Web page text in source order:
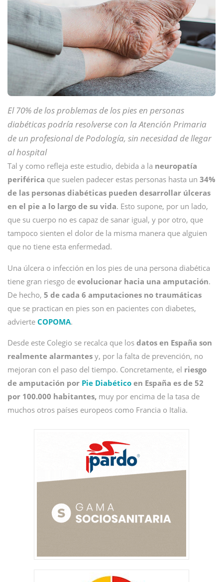
El 70% de los problemas de los pies en personas
diabéticas podría resolverse con la Atención Primaria
de un profesional de Podología, sin necesidad de llegar
al hospital
Tal y como refleja este estudio, debida a la neuropatía
periférica que suelen padecer estas personas hasta un 34%
de las personas diabéticas pueden desarrollar úlceras
en el pie a lo largo de su vida. Esto supone, por un lado,
que su cuerpo no es capaz de sanar igual, y por otro, que
tampoco sienten el dolor de la misma manera que alguien
que no tiene esta enfermedad.
Una úlcera o infección en los pies de una persona diabética
tiene gran riesgo de evolucionar hacia una amputación.
De hecho, 5 de cada 6 amputaciones no traumáticas
que se practican en pies son en pacientes con diabetes,
advierte COPOMA.
Desde este Colegio se recalca que los datos en España son
realmente alarmantes y, por la falta de prevención, no
mejoran con el paso del tiempo. Concretamente, el riesgo
de amputación por Pie Diabético en España es de 52
por 100.000 habitantes, muy por encima de la tasa de
muchos otros países europeos como Francia o Italia.